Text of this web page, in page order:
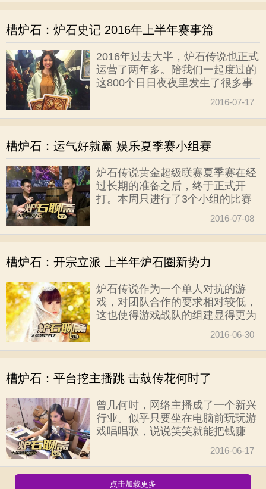
槽炉石：炉石史记 2016年上半年赛事篇
2016年过去大半，炉石传说也正式
运营了两年多。陪我们一起度过的
这800个日日夜夜里发生了很多事
情，我们一起见证了一个又一个资
料片的上线，见证了一拨又一拨卡
我们遗忘，趁时光还未冷，往事犹
可追，梳理一下半年来的炉石大事
件，虽然现在看起来有些无趣，但
是历史会证明这些文字的价值，炉
石史记系列第一回赛事篇。
2016-07-17
槽炉石：运气好就赢 娱乐夏季赛小组赛
炉石传说黄金超级联赛夏季赛在经
过长期的准备之后，终于正式开
打。本周只进行了3个小组的比赛
就宣布暂时休战。剧消息人士透
漏，可能是为了额把档期让给更高
了。那么，我们就先说说刚刚结束
的这几个小组的战况。且作管中窥
豹，至少可见一斑。
2016-07-08
槽炉石：开宗立派 上半年炉石圈新势力
炉石传说作为一个单人对抗的游
戏，对团队合作的要求相对较低，
这也使得游戏战队的组建显得更为
简单容易。只要保证个人能力基本
上剩下的就简单了。于是不管是老
以扯一杆大旗玩一把战队。那么今
年以来炉石圈又出现了哪些新势力
呢？
2016-06-30
槽炉石：平台挖主播跳 击鼓传花何时了
曾几何时，网络主播成了一个新兴
行业。似乎只要坐在电脑前玩玩游
戏唱唱歌，说说笑笑就能把钱赚
了，不用文凭、不伤脑筋、不用出
力还能够名利双、收财色兼得，真
长加粗，电竞市场的蛋糕也越来越
2016-06-17
点击加载更多